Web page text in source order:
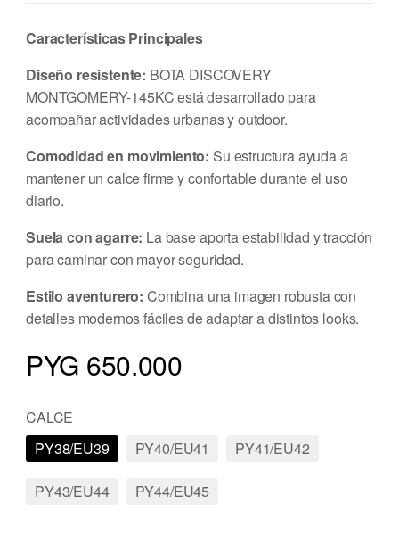
Características Principales
Diseño resistente: BOTA DISCOVERY
MONTGOMERY-145KC está desarrollado para
acompañar actividades urbanas y outdoor.
Comodidad en movimiento: Su estructura ayuda a
mantener un calce firme y confortable durante el uso
diario.
Suela con agarre: La base aporta estabilidad y tracción
para caminar con mayor seguridad.
Estilo aventurero: Combina una imagen robusta con
detalles modernos fáciles de adaptar a distintos looks.
PYG 650.000
CALCE
PY38/EU39
PY40/EU41 PY41/EU42
PY43/EU44 PY44/EU45